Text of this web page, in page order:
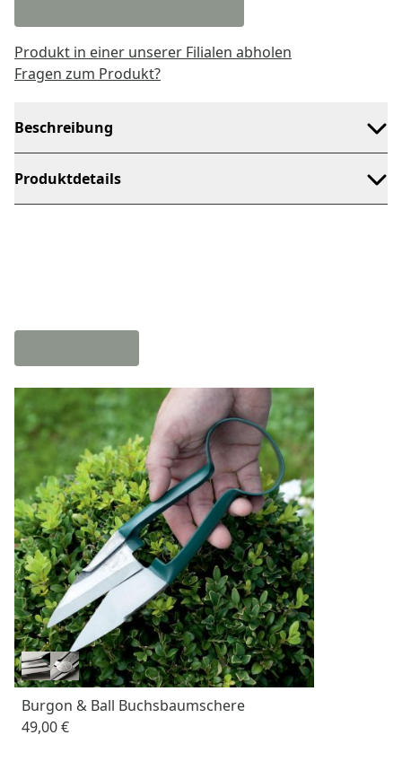
Produkt in einer unserer Filialen abholen
Fragen zum Produkt?
Beschreibung
Produktdetails
Burgon & Ball Buchsbaumschere
49,00 €